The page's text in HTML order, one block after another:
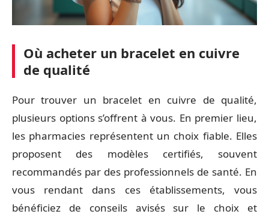
Où acheter un bracelet en cuivre
de qualité
Pour trouver un bracelet en cuivre de qualité,
plusieurs options s’offrent à vous. En premier lieu,
les pharmacies représentent un choix fiable. Elles
proposent des modèles certifiés, souvent
recommandés par des professionnels de santé. En
vous rendant dans ces établissements, vous
bénéficiez de conseils avisés sur le choix et